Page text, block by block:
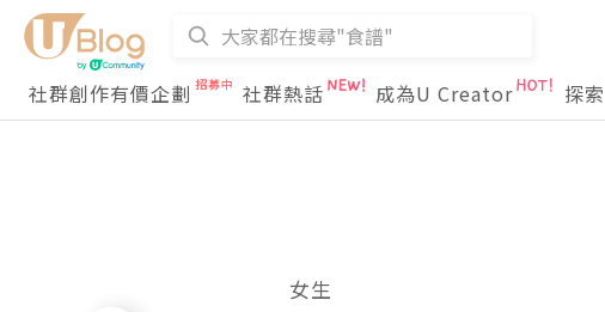
社群創作有價企劃
社群熱話 成為U Creator 探索
女生